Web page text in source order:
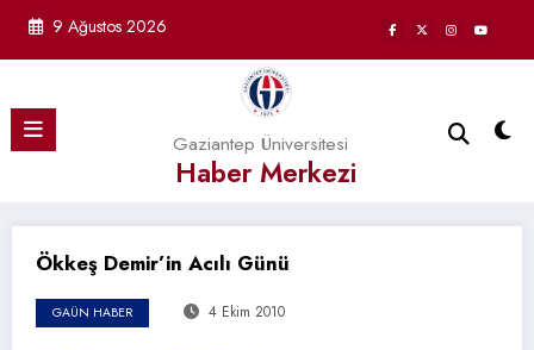
9 Ağustos 2026
Gaziantep Üniversitesi
Haber Merkezi
Ökkeş Demir’in Acılı Günü
GAÜN HABER 4 Ekim 2010